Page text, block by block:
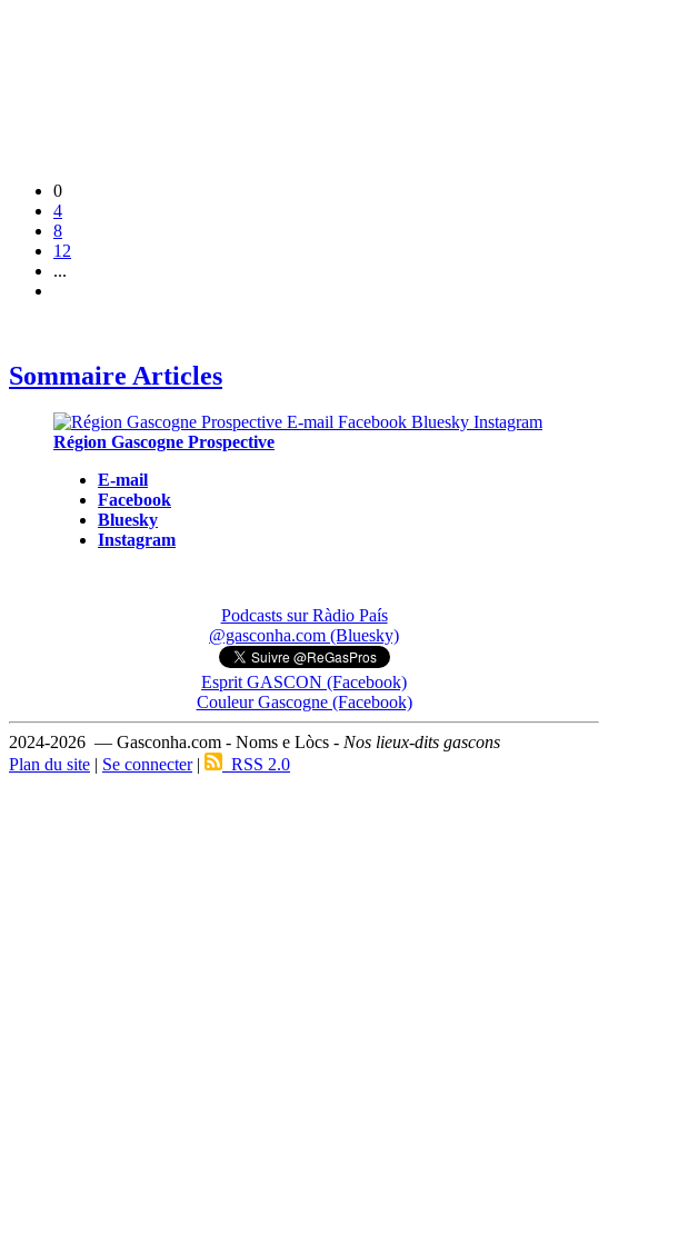
0
4
8
12
...
Sommaire Articles
Région Gascogne Prospective
E-mail
Facebook
Bluesky
Instagram
Podcasts sur Ràdio País
@gasconha.com (Bluesky)
Esprit GASCON (Facebook)
Couleur Gascogne (Facebook)
2024-2026 — Gasconha.com - Noms e Lòcs - Nos lieux-dits gascons
Plan du site
Se connecter| RSS 2.0